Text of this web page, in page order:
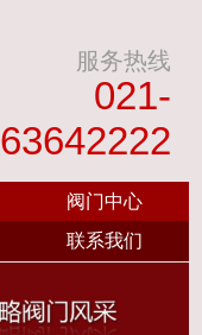
服务热线
021-
63642222
阀门中心
联系我们